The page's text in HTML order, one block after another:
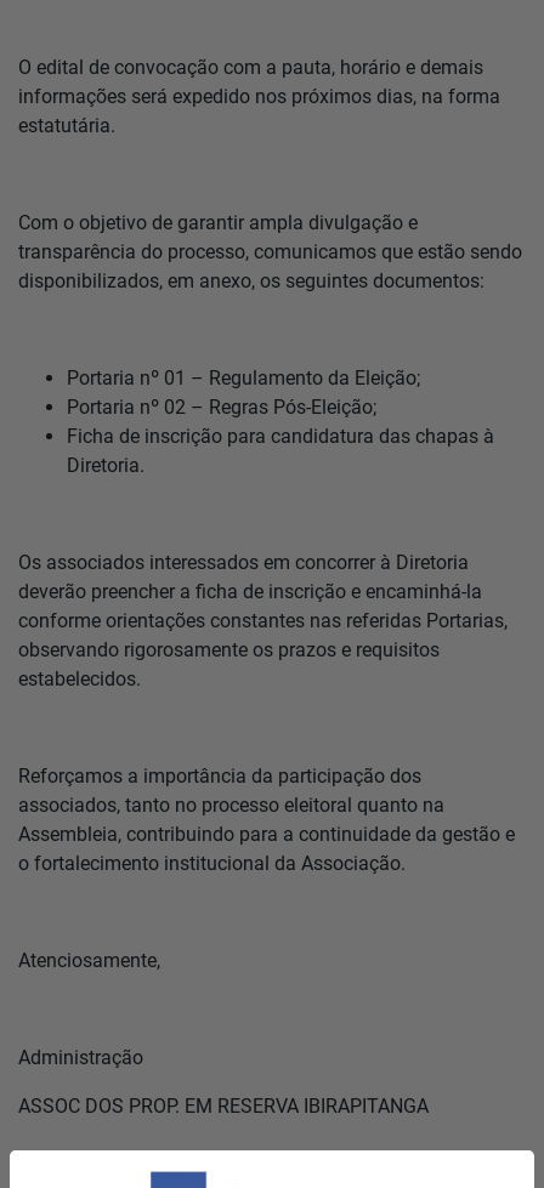
O edital de convocação com a pauta, horário e demais
informações será expedido nos próximos dias, na forma
estatutária.
Com o objetivo de garantir ampla divulgação e
transparência do processo, comunicamos que estão sendo
disponibilizados, em anexo, os seguintes documentos:
Portaria nº 01 – Regulamento da Eleição;
Portaria nº 02 – Regras Pós-Eleição;
Ficha de inscrição para candidatura das chapas à
Diretoria.
Os associados interessados em concorrer à Diretoria
deverão preencher a ficha de inscrição e encaminhá-la
conforme orientações constantes nas referidas Portarias,
observando rigorosamente os prazos e requisitos
estabelecidos.
Reforçamos a importância da participação dos
associados, tanto no processo eleitoral quanto na
Assembleia, contribuindo para a continuidade da gestão e
o fortalecimento institucional da Associação.
Atenciosamente,
Administração
ASSOC DOS PROP. EM RESERVA IBIRAPITANGA